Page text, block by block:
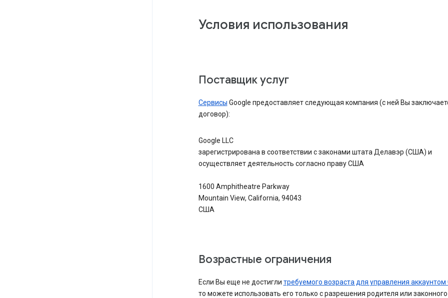
Условия использования
Поставщик услуг
Сервисы Google предоставляет следующая компания (с ней Вы
договор):
Google LLC
зарегистрирована в соответствии с законами штата Делавэр (США) и
осуществляет деятельность согласно праву США
1600 Amphitheatre Parkway
Mountain View, California, 94043
США
Возрастные ограничения
Если Вы еще не достигли требуемого возраста для управления аккаунтом
то можете использовать его только с разрешения родителя или законного